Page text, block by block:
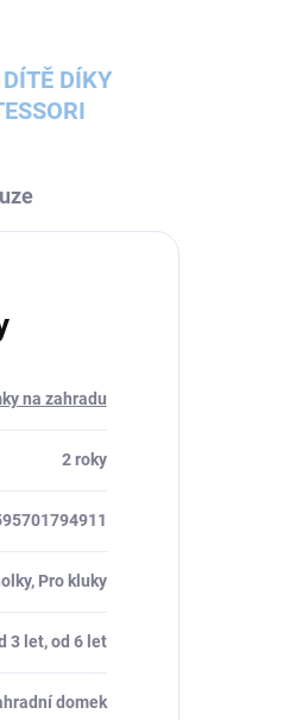
DÍKY
na zahradu
2 roky
Pro kluky
3 let, od 6 let
domek